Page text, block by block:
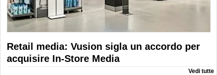
Retail media: Vusion sigla un accordo per
acquisire In-Store Media
Vedi tutte